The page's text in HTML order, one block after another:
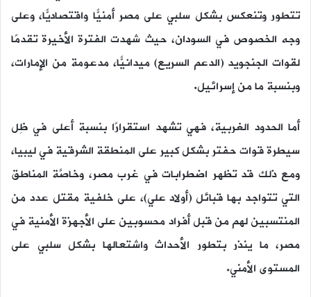
تتطور وتنعكس بشكل سلبي على مصر أمنيًّا واقتصاديًّا، وعلى
وجه الخصوص في السودان، حيث شهدت الفترة الأخيرة تقدمًا
لقوات الجنجويد (الدعم السريع) ميدانيًّا، مدعومة من الإمارات،
وبنسبة ما من إسرائيل.
أما الحدود الغربية، فهي تشهد استقرارًا بنسبة أعلى في ظِل
سيطرة قوات حفتر بشكل كبير على المنطقة الشرقية في ليبيا،
ومع ذلك قد تظهر اضطرابات في غرب مصر، وخاصَّة المناطق
التي تتواجد بها قبائل (أولاد علي)، على خلفية مقتل عدد من
المنتسبين لهم من قبل أفراد محسوبين على الأجهزة الأمنية في
مصر، ما ينذر بتطور الأحداث واشتعالها بشكل سلبي على
المستوى الأمني.